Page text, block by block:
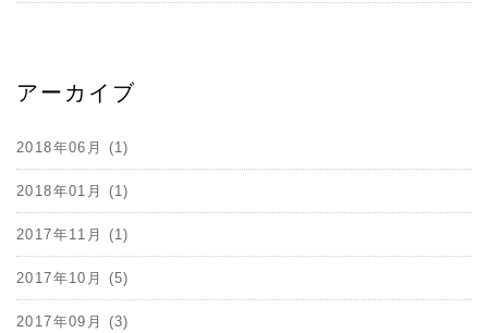
アーカイブ
2018年06月 (1)
2018年01月 (1)
2017年11月 (1)
2017年10月 (5)
2017年09月 (3)